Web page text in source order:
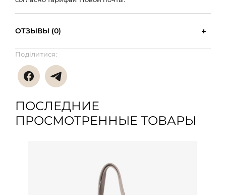
ОТЗЫВЫ (0)
Поділитися:
ПОСЛЕДНИЕ
ПРОСМОТРЕННЫЕ ТОВАРЫ